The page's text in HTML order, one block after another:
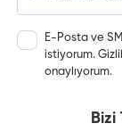
E-Posta ve
istiyorum.
onaylıyorum.
Bizi